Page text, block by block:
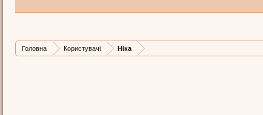
Головна Користувачі Ніка